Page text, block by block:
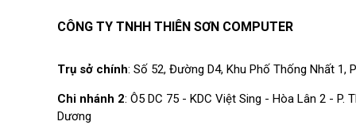
được toàn bộ thắc mắc về mã lỗi này
phục.
CÔNG TY TNHH THIÊN SƠN COMPUTER
Trụ sở chính: Số 52, Đường D4, Khu Phố Thống Nhất 1,
Chi nhánh 2: Ô5 DC 75 - KDC Việt Sing - Hòa Lân 2 - P.
Dương